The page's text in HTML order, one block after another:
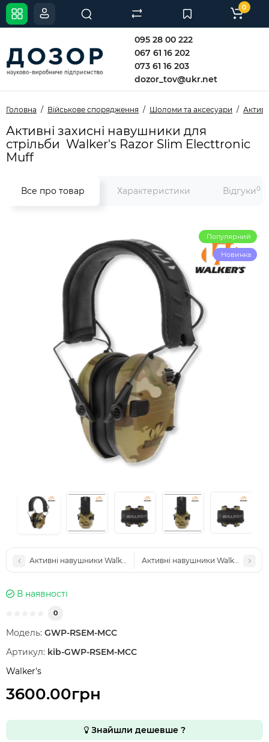
095 28 00 222
067 61 16 202
073 61 16 203
dozor_tov@ukr.net
0
Головна Військове спорядження Шоломи та аксесуари
Активні захисні навушники для
стрільби Walker's Razor Slim Electtronic
Muff
Все про товар Характеристики Відгуки0
Популярний
Новинка
Активні навушники Walker's Razor Slim Original, FDE (Пісочний)
Активні навушники Walker's
В наявності
0
Модель: GWP-RSEM-MCC
Артикул: kib-GWP-RSEM-MCC
Walker's
3600.00грн
Знайшли дешевше ?